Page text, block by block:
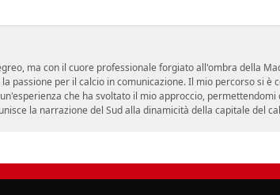
ma con il cuore professionale forgiato all'ombra della
passione per il calcio in comunicazione. Il mio percorso si è
che ha svoltato il mio approccio,
la narrazione del Sud alla dinamicità della capitale del